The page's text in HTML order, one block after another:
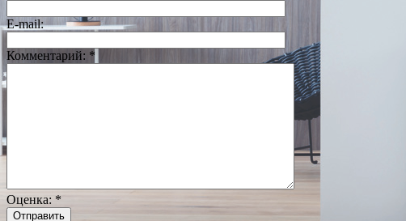
E-mail:
Комментарий: *
Оценка: *